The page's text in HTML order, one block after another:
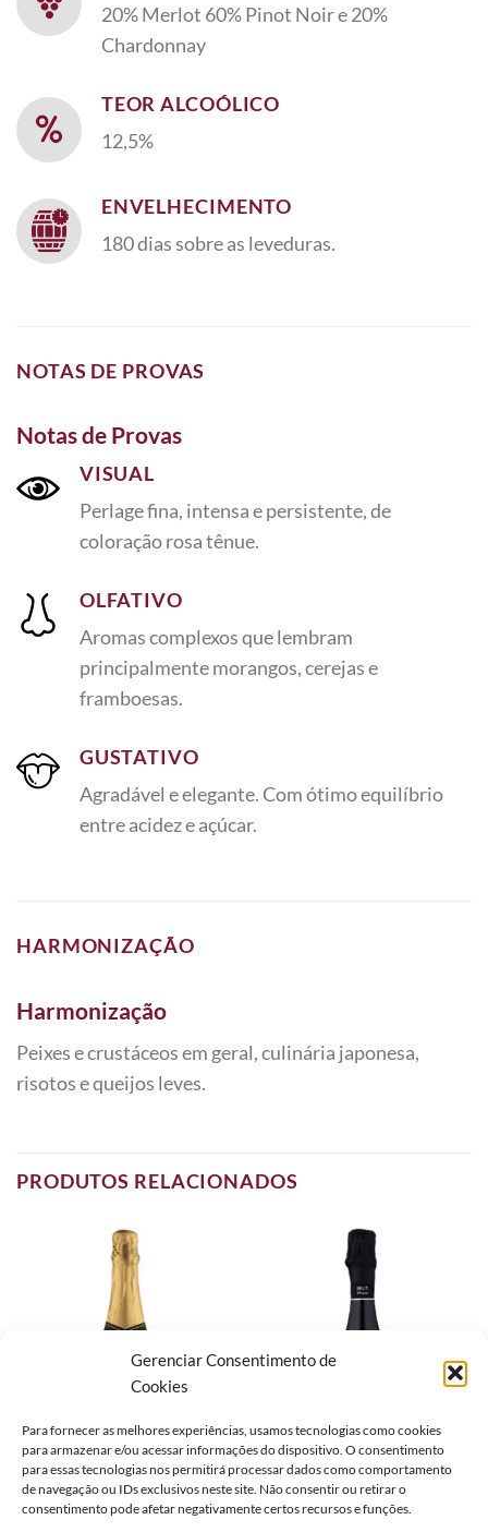
Gerenciar Consentimento de
Cookies
Para fornecer as melhores experiências, usamos tecnologias como cookies
para armazenar e/ou acessar informações do dispositivo. O consentimento
para essas tecnologias nos permitirá processar dados como comportamento
de navegação ou IDs exclusivos neste site. Não consentir ou retirar o
consentimento pode afetar negativamente certos recursos e funções.
20% Merlot 60% Pinot Noir e 20%
Chardonnay
TEOR ALCOÓLICO
12,5%
ENVELHECIMENTO
180 dias sobre as leveduras.
NOTAS DE PROVAS
Notas de Provas
VISUAL
Perlage fina, intensa e persistente, de
coloração rosa tênue.
OLFATIVO
Aromas complexos que lembram
principalmente morangos, cerejas e
framboesas.
GUSTATIVO
Agradável e elegante. Com ótimo equilíbrio
entre acidez e açúcar.
HARMONIZAÇÃO
Harmonização
Peixes e crustáceos em geral, culinária japonesa,
risotos e queijos leves.
PRODUTOS RELACIONADOS